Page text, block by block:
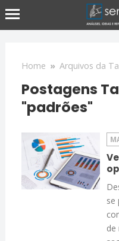
Home » Arquivos da
Postagens
"padrões"
se
de